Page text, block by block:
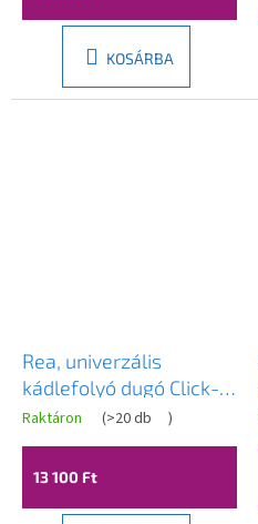
KOSÁRBA
Rea, univerzális
kádlefolyó dugó Click-
Clack típus 6cm,
túlfolyó nélkül, matt
fekete, REA-W2014
Raktáron (>20 db )
13 100 Ft